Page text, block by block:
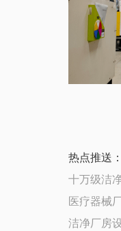
热点推送：
十万级洁
医疗器械
洁净厂房